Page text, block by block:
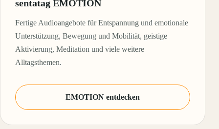
sentatag EMOTION
Fertige Audioangebote für Entspannung und emotionale
Unterstützung, Bewegung und Mobilität, geistige
Aktivierung, Meditation und viele weitere
Alltagsthemen.
EMOTION entdecken